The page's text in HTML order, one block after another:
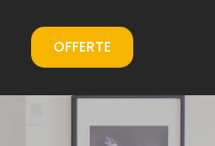
OFFERTE